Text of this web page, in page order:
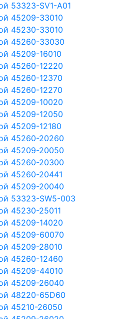
53323-SV1-A01
45209-33010
45230-33010
45260-33030
45209-16010
45260-12220
45260-12370
45260-12270
45209-10020
45209-12050
45209-12180
45260-20260
45209-20050
45260-20300
45260-20441
45209-20040
53323-SW5-003
45230-25011
45209-14020
45209-60070
45209-28010
45260-12460
45209-44010
45209-26040
48220-65D60
45210-26050